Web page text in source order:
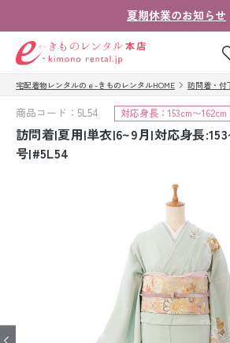
夏期休業のお知らせ
ゲスト
お気に入り ログイン
ご注文
会社案内
法人・
お客
宅配着物レンタルのｅ-きものレンタルHOME 訪問着・付
商品コード：5L54 対応身長：153cm〜162cm
訪問着|夏用|単衣|6~9月|対応身長
号|#5L54